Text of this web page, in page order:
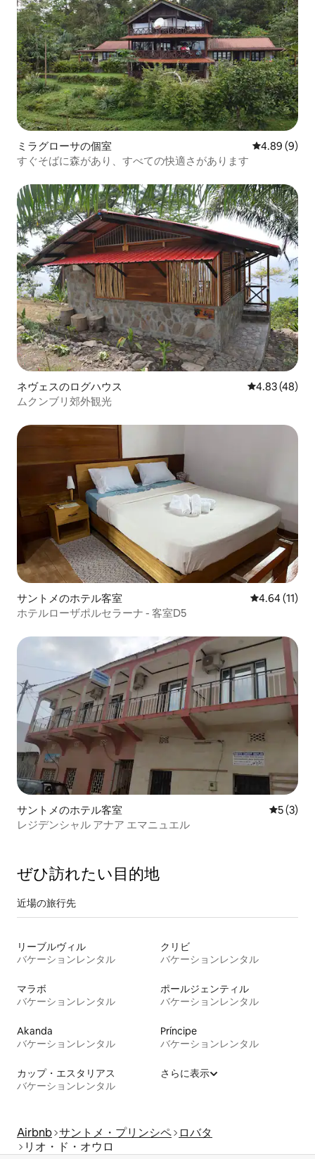
ミラグローサの個室 レビュー9件
4.89 (9)
すぐそばに森があり、すべての快適さがあります
ネヴェスのログハウス レビュー48
4.83 (48)
ムクンブリ郊外観光
サントメのホテル客室 レビュー11
4.64 (11)
ホテルローザポルセラーナ - 客室D5
サントメのホテル客室 レビュー
5 (3)
レジデンシャル アナア エマニュエル
ぜひ訪⁠れ⁠た⁠い目⁠的⁠地
近場の旅行先
リーブルヴィル
バケーションレンタル
クリビ
バケーションレンタル
マラボ
バケーションレンタル
ポールジェンティル
バケーションレンタル
Akanda
バケーションレンタル
Príncipe
バケーションレンタル
カップ・エスタリアス
バケーションレンタル
さらに表示
Airbnb サントメ・プリンシペ
ロバタ
リオ・ド・オウロ